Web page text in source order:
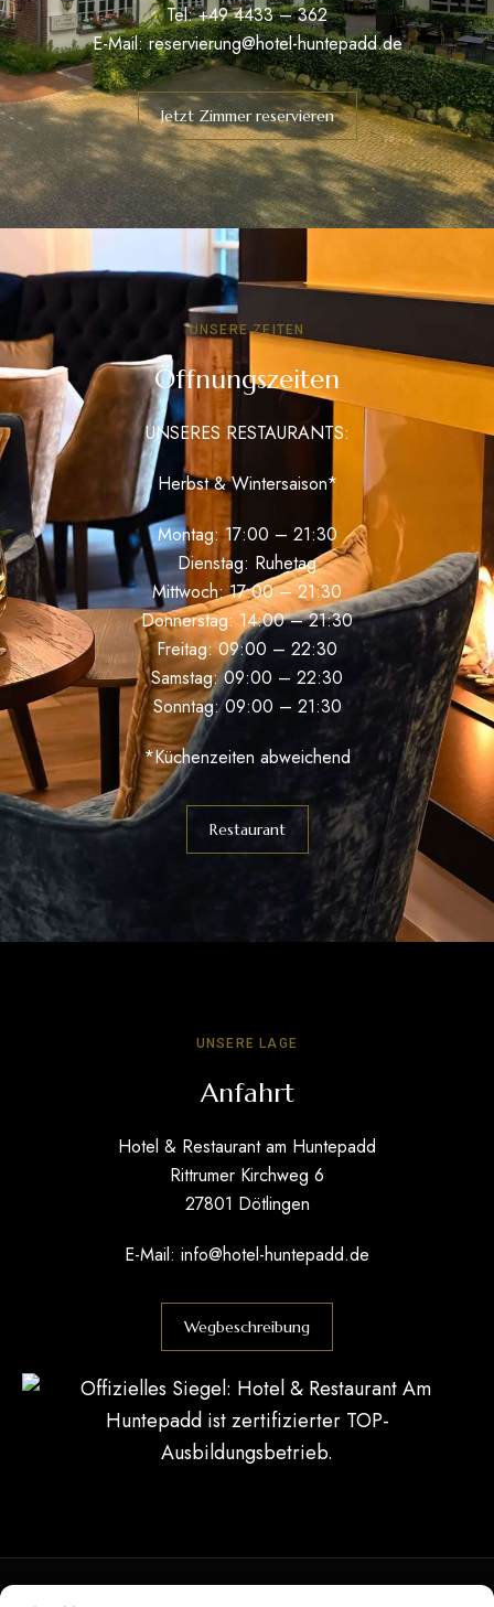
Tel: +49 4433 – 362
E-Mail:reservierung@hotel-huntepadd.de
Jetzt Zimmer reservieren
UNSERE ZEITEN
Öffnungszeiten
UNSERES RESTAURANTS:
Herbst & Wintersaison*
Montag: 17:00 – 21:30
Dienstag: Ruhetag
Mittwoch: 17:00 – 21:30
Donnerstag: 14:00 – 21:30
Freitag: 09:00 – 22:30
Samstag: 09:00 – 22:30
Sonntag: 09:00 – 21:30
*Küchenzeiten abweichend
Restaurant
UNSERE LAGE
Anfahrt
Hotel & Restaurant am Huntepadd
Rittrumer Kirchweg 6
27801 Dötlingen
E-Mail: info@hotel-huntepadd.de
Wegbeschreibung